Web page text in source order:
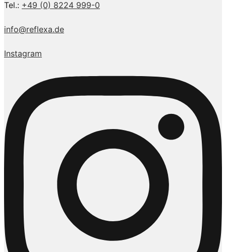
Tel.: +49 (0) 8224 999-0
info@reflexa.de
Instagram